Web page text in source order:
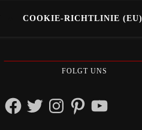
COOKIE-RICHTLINIE (EU)
FOLGT UNS
FacebookTwitterInstagramPinterestYouTube